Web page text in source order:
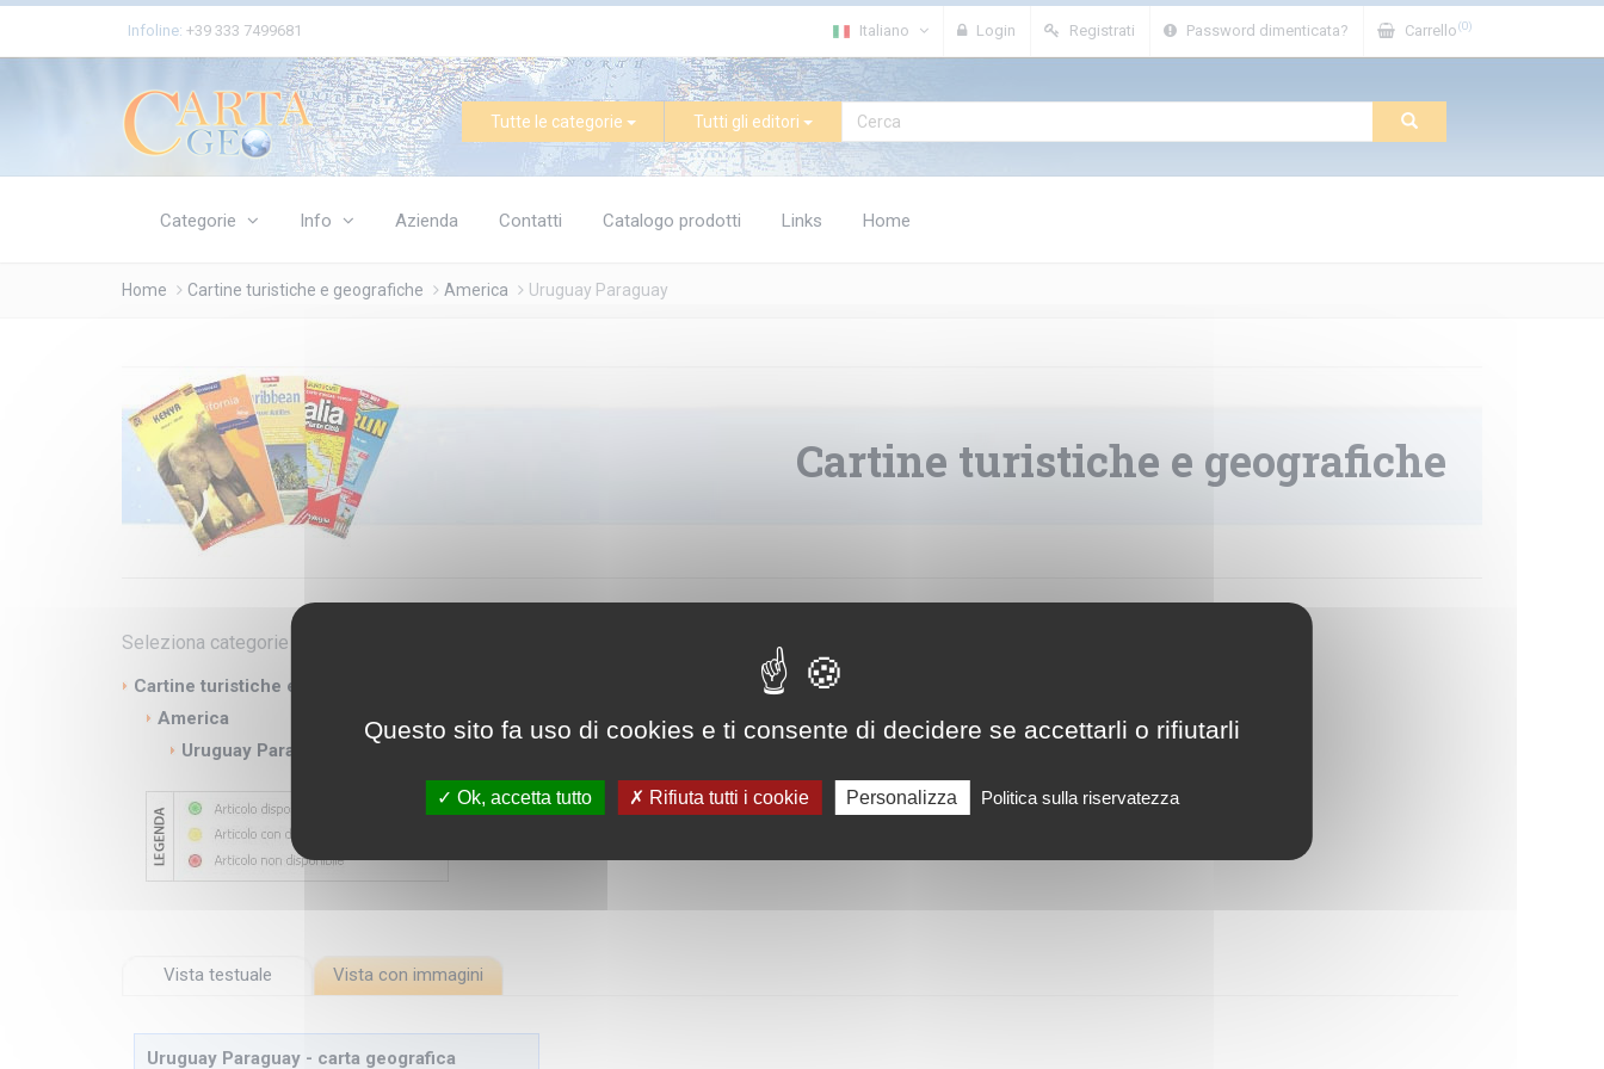
Infoline: +39 333 7499681 Italiano Login Registrati Password dimenticata? Carrello(0)
Tutte le categorie Tutti gli editori
Categorie Info Azienda Contatti Catalogo prodotti Links Home
Home Cartine turistiche e geografiche America Uruguay Paraguay
Cartine turistiche e geografiche
Seleziona categorie
Cartine turistiche e geografiche
America
Uruguay Paraguay
Vista testuale Vista con immagini
Uruguay Paraguay - carta geografica
Cookies management panel
Questo sito fa uso di cookies e ti consente di decidere se accettarli o rifiutarli
Ok, accetta tutto Rifiuta tutti i cookie Personalizza Politica sulla riservatezza